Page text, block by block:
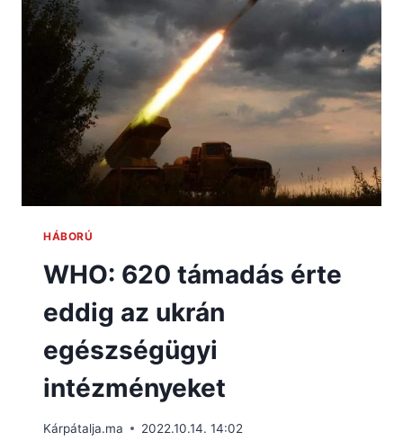
HÁBORÚ
WHO: 620 támadás érte
eddig az ukrán
egészségügyi
intézményeket
Kárpátalja.ma 2022.10.14. 14:02